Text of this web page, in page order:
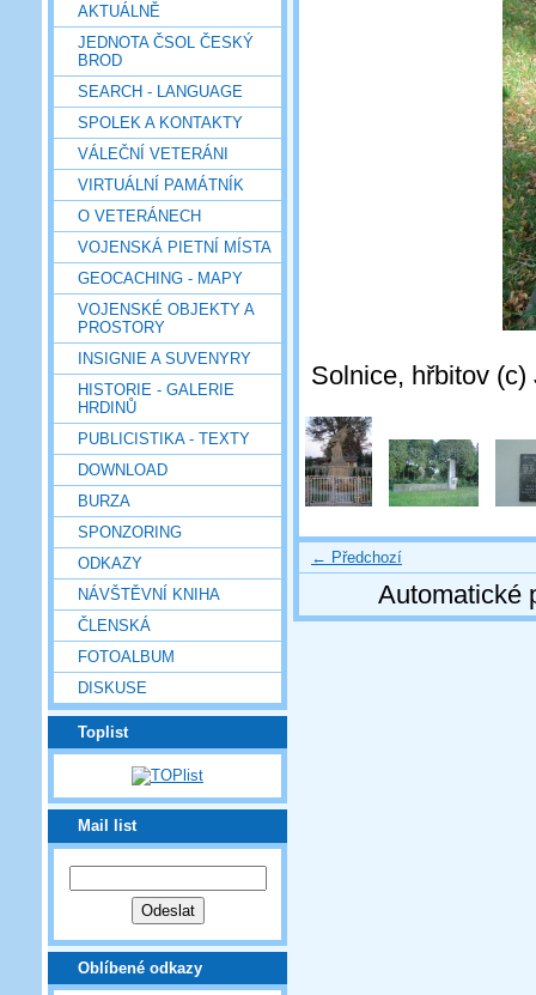
AKTUÁLNĚ
JEDNOTA ČSOL ČESKÝ
BROD
SEARCH - LANGUAGE
SPOLEK A KONTAKTY
VÁLEČNÍ VETERÁNI
VIRTUÁLNÍ PAMÁTNÍK
O VETERÁNECH
VOJENSKÁ PIETNÍ MÍSTA
GEOCACHING - MAPY
VOJENSKÉ OBJEKTY A
PROSTORY
INSIGNIE A SUVENYRY
HISTORIE - GALERIE
HRDINŮ
PUBLICISTIKA - TEXTY
DOWNLOAD
BURZA
SPONZORING
ODKAZY
NÁVŠTĚVNÍ KNIHA
ČLENSKÁ
FOTOALBUM
DISKUSE
Toplist
Mail list
Oblíbené odkazy
Solnice, hřbitov
← Předchozí
Automatické